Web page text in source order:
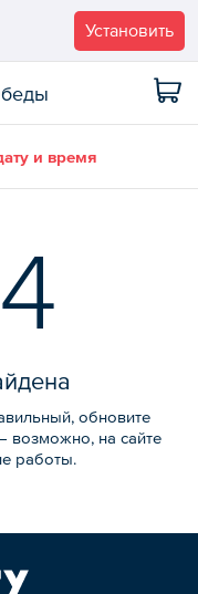
Установить
и время
4
обновите
возможно, на сайте
работы.